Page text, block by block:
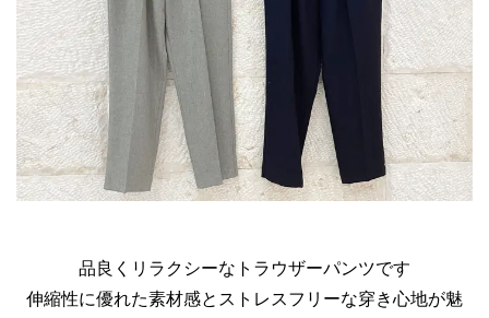
品良くリラクシーなトラウザーパンツです
伸縮性に優れた素材感とストレスフリーな穿き心地が魅